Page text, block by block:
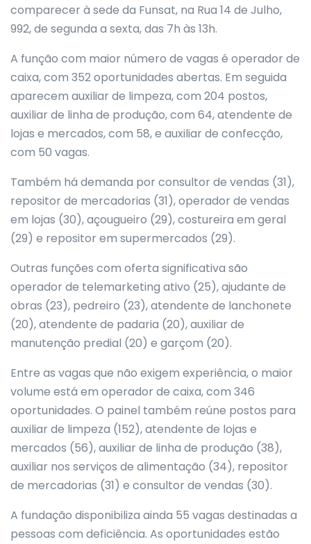
comparecer à sede da Funsat, na Rua 14 de Julho,
992, de segunda a sexta, das 7h às 13h.
A função com maior número de vagas é operador de
caixa, com 352 oportunidades abertas. Em seguida
aparecem auxiliar de limpeza, com 204 postos,
auxiliar de linha de produção, com 64, atendente de
lojas e mercados, com 58, e auxiliar de confecção,
com 50 vagas.
Também há demanda por consultor de vendas (31),
repositor de mercadorias (31), operador de vendas
em lojas (30), açougueiro (29), costureira em geral
(29) e repositor em supermercados (29).
Outras funções com oferta significativa são
operador de telemarketing ativo (25), ajudante de
obras (23), pedreiro (23), atendente de lanchonete
(20), atendente de padaria (20), auxiliar de
manutenção predial (20) e garçom (20).
Entre as vagas que não exigem experiência, o maior
volume está em operador de caixa, com 346
oportunidades. O painel também reúne postos para
auxiliar de limpeza (152), atendente de lojas e
mercados (56), auxiliar de linha de produção (38),
auxiliar nos serviços de alimentação (34), repositor
de mercadorias (31) e consultor de vendas (30).
A fundação disponibiliza ainda 55 vagas destinadas a
pessoas com deficiência. As oportunidades estão